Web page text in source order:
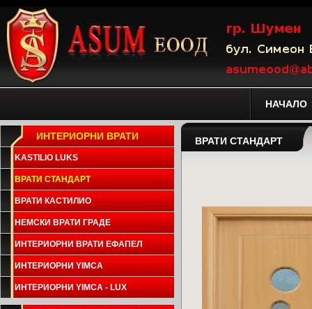
НАЧАЛО
ИНТЕРИОРНИ ВРАТИ
KASTILIO LUKS
ВРАТИ СТАНДАРТ
ВРАТИ КАСТИЛИО
НЕМСКИ ВРАТИ ГРАДЕ
ИНТЕРИОРНИ ВРАТИ ЕФАПЕЛ
ИНТЕРИОРНИ YIMCA
ИНТЕРИОРНИ YIMCA - LUX
ВРАТИ СТАНДАРТ